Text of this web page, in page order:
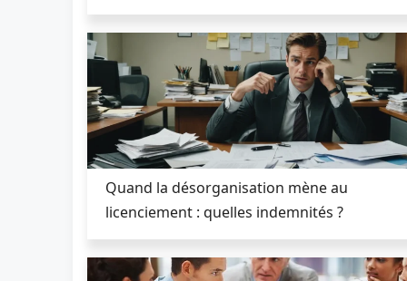
Quand la désorganisation mène au
licenciement : quelles indemnités ?